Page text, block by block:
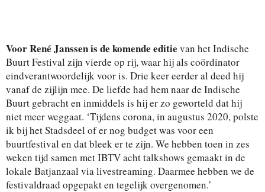
Voor René Janssen is de komende editie van het Indische
Buurt Festival zijn vierde op rij, waar hij als coördinator
eindverantwoordelijk voor is. Drie keer eerder al deed hij
vanaf de zijlijn mee. De liefde had hem naar de Indische
Buurt gebracht en inmiddels is hij er zo geworteld dat hij
niet meer weggaat. ‘Tijdens corona, in augustus 2020, polste
ik bij het Stadsdeel of er nog budget was voor een
buurtfestival en dat bleek er te zijn. We hebben toen in zes
weken tijd samen met IBTV acht talkshows gemaakt in de
lokale Batjanzaal via livestreaming. Daarmee hebben we de
festivaldraad opgepakt en tegelijk overgenomen.’